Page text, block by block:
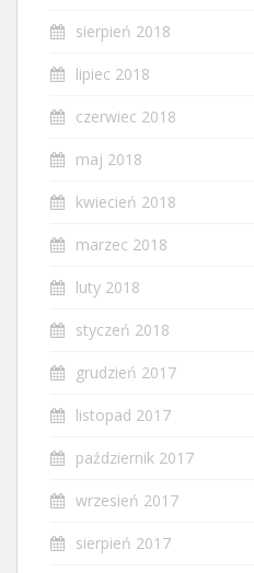
sierpień 2018
lipiec 2018
czerwiec 2018
maj 2018
kwiecień 2018
marzec 2018
luty 2018
styczeń 2018
grudzień 2017
listopad 2017
październik 2017
wrzesień 2017
sierpień 2017